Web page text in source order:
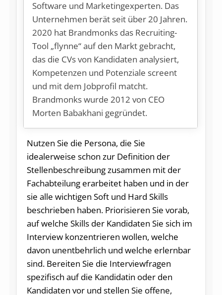
Software und Marketingexperten. Das
Unternehmen berät seit über 20 Jahren.
2020 hat Brandmonks das Recruiting-
Tool „flynne“ auf den Markt gebracht,
das die CVs von Kandidaten analysiert,
Kompetenzen und Potenziale screent
und mit dem Jobprofil matcht.
Brandmonks wurde 2012 von CEO
Morten Babakhani gegründet.
Nutzen Sie die Persona, die Sie
idealerweise schon zur Definition der
Stellenbeschreibung zusammen mit der
Fachabteilung erarbeitet haben und in der
sie alle wichtigen Soft und Hard Skills
beschrieben haben. Priorisieren Sie vorab,
auf welche Skills der Kandidaten Sie sich im
Interview konzentrieren wollen, welche
davon unentbehrlich und welche erlernbar
sind. Bereiten Sie die Interviewfragen
spezifisch auf die Kandidatin oder den
Kandidaten vor und stellen Sie offene,